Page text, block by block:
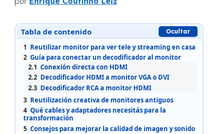
Tabla de contenido Ocultar
1 Reutilizar monitor para ver tele y streaming en casa
2 Guía para conectar un decodificador al monitor
2.1 Conexión directa con HDMI
2.2 Decodificador HDMI a monitor VGA o DVI
2.3 Decodificador RCA a monitor HDMI
3 Reutilización creativa de monitores antiguos
4 Qué cables y adaptadores necesitás para la
transformación
5 Consejos para mejorar la calidad de imagen y sonido